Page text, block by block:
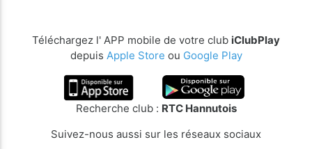
Téléchargez l' APP mobile de votre club iClubPlay
depuis Apple Store ou Google Play
Recherche club : RTC Hannutois
Suivez-nous aussi sur les réseaux sociaux